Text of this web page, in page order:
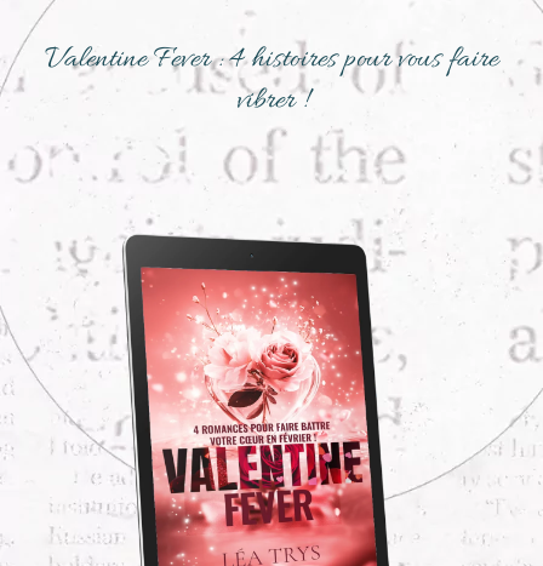
Valentine Fever : 4 histoires pour vous faire
vibrer !